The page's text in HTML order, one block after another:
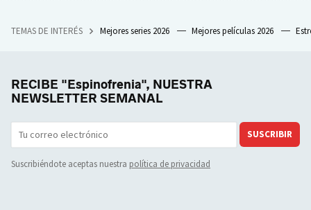
TEMAS DE INTERÉS Mejores series 2026 Mejores películas 2026
RECIBE "Espinofrenia", NUESTRA
NEWSLETTER SEMANAL
SUSCRIBIR
Suscribiéndote aceptas nuestra política de privacidad